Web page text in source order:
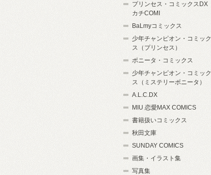
プリンセス・コミックスDX
カチCOMI
BaLmyコミックス
少年チャンピオン・コミック
ス（プリンセス）
ボニータ・コミックス
少年チャンピオン・コミック
ス（ミステリーボニータ）
A.L.C.DX
MIU 恋愛MAX COMICS
書籍扱いコミックス
秋田文庫
SUNDAY COMICS
画集・イラスト集
写真集